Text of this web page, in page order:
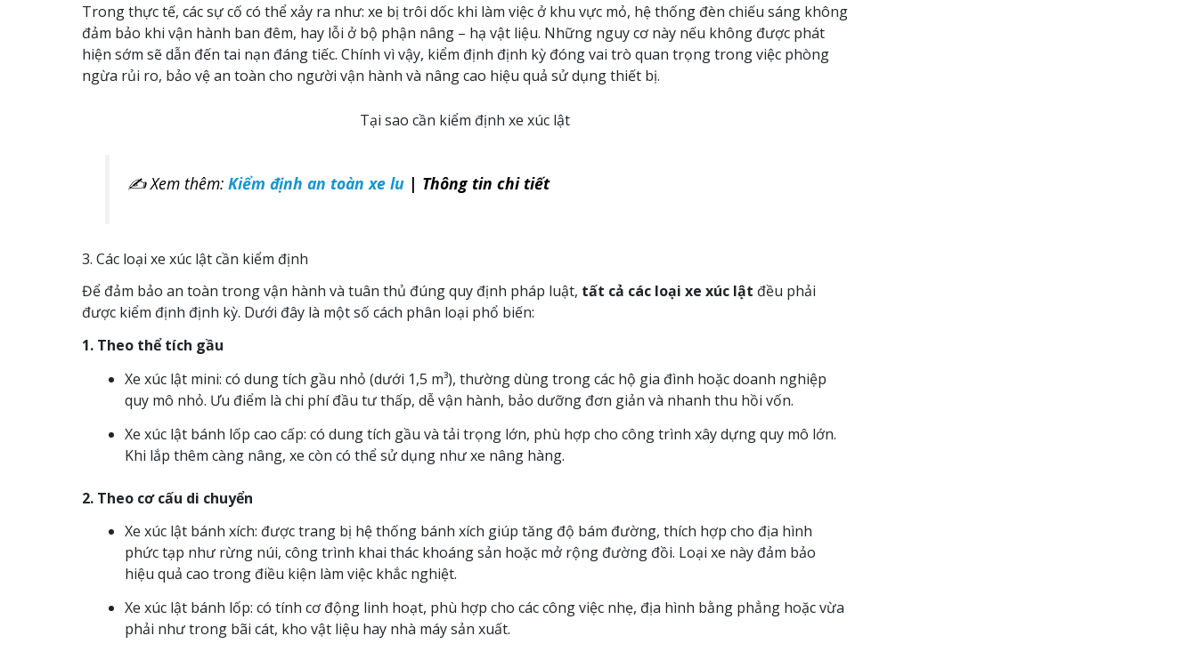
Trong thực tế, các sự cố có thể xảy ra như: xe bị trôi dốc khi làm việc ở khu vực mỏ, hệ thống đèn chiếu sáng không
đảm bảo khi vận hành ban đêm, hay lỗi ở bộ phận nâng – hạ vật liệu. Những nguy cơ này nếu không được phát
hiện sớm sẽ dẫn đến tai nạn đáng tiếc. Chính vì vậy, kiểm định định kỳ đóng vai trò quan trọng trong việc phòng
ngừa rủi ro, bảo vệ an toàn cho người vận hành và nâng cao hiệu quả sử dụng thiết bị.
Tại sao cần kiểm định xe xúc lật
✍ Xem thêm:Kiểm định an toàn xe lu | Thông tin chi tiết
3. Các loại xe xúc lật cần kiểm định
Để đảm bảo an toàn trong vận hành và tuân thủ đúng quy định pháp luật, tất cả các loại xe xúc lật đều phải
được kiểm định định kỳ. Dưới đây là một số cách phân loại phổ biến:
1. Theo thể tích gầu
Xe xúc lật mini: có dung tích gầu nhỏ (dưới 1,5 m³), thường dùng trong các hộ gia đình hoặc doanh nghiệp
quy mô nhỏ. Ưu điểm là chi phí đầu tư thấp, dễ vận hành, bảo dưỡng đơn giản và nhanh thu hồi vốn.
Xe xúc lật bánh lốp cao cấp: có dung tích gầu và tải trọng lớn, phù hợp cho công trình xây dựng quy mô lớn.
Khi lắp thêm càng nâng, xe còn có thể sử dụng như xe nâng hàng.
2. Theo cơ cấu di chuyển
Xe xúc lật bánh xích: được trang bị hệ thống bánh xích giúp tăng độ bám đường, thích hợp cho địa hình
phức tạp như rừng núi, công trình khai thác khoáng sản hoặc mở rộng đường đồi. Loại xe này đảm bảo
hiệu quả cao trong điều kiện làm việc khắc nghiệt.
Xe xúc lật bánh lốp: có tính cơ động linh hoạt, phù hợp cho các công việc nhẹ, địa hình bằng phẳng hoặc vừa
phải như trong bãi cát, kho vật liệu hay nhà máy sản xuất.